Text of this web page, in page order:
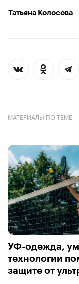
Татьяна Колосова
МАТЕРИАЛЫ ПО ТЕМЕ
УФ-одежда,
технологии
защите от